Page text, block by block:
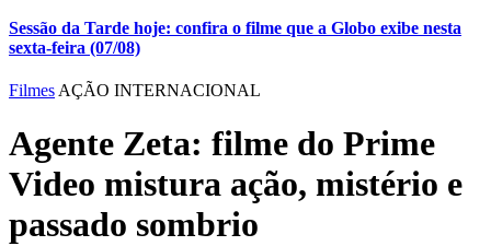
Sessão da Tarde hoje: confira o filme que a Globo exibe nesta
sexta-feira (07/08)
Filmes AÇÃO INTERNACIONAL
Agente Zeta: filme do Prime
Video mistura ação, mistério e
passado sombrio